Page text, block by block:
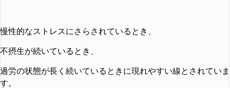
慢性的なストレスにさらされているとき、
不摂生が続いているとき、
過労の状態が長く続いているときに現れやすい線とされていま
す。